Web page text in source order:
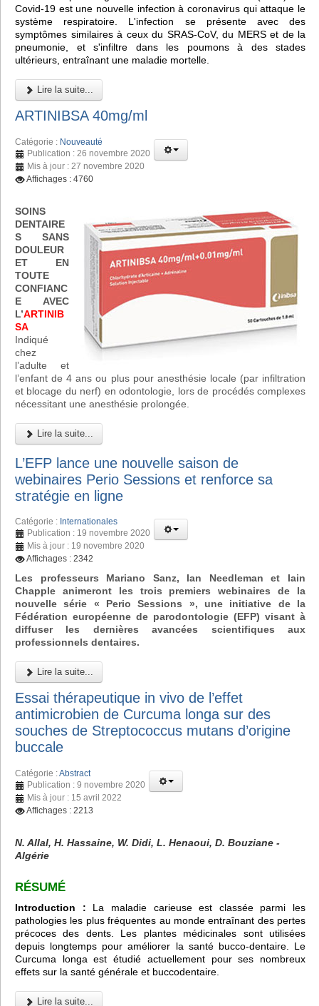
Covid-19 est une nouvelle infection à coronavirus qui attaque le
système respiratoire. L'infection se présente avec des
symptômes similaires à ceux du SRAS-CoV, du MERS et de la
pneumonie, et s'infiltre dans les poumons à des stades
ultérieurs, entraînant une maladie mortelle.
Lire la suite...
ARTINIBSA 40mg/ml
Catégorie : Nouveauté
Publication : 26 novembre 2020
Mis à jour : 27 novembre 2020
Affichages : 4760
SOINS
DENTAIRE
S SANS
DOULEUR
ET EN
TOUTE
CONFIANC
E AVEC
L’ARTINIB
SA
Indiqué
chez
l’adulte et
l’enfant de 4 ans ou plus pour anesthésie locale (par infiltration
et blocage du nerf) en odontologie, lors de procédés complexes
nécessitant une anesthésie prolongée.
Lire la suite...
L’EFP lance une nouvelle saison de
webinaires Perio Sessions et renforce sa
stratégie en ligne
Catégorie : Internationales
Publication : 19 novembre 2020
Mis à jour : 19 novembre 2020
Affichages : 2342
Les professeurs Mariano Sanz, Ian Needleman et Iain
Chapple animeront les trois premiers webinaires de la
nouvelle série « Perio Sessions », une initiative de la
Fédération européenne de parodontologie (EFP) visant à
diffuser les dernières avancées scientifiques aux
professionnels dentaires.
Lire la suite...
Essai thérapeutique in vivo de l’effet
antimicrobien de Curcuma longa sur des
souches de Streptococcus mutans d’origine
buccale
Catégorie :Abstract
Publication : 9 novembre 2020
Mis à jour : 15 avril 2022
Affichages : 2213
N. Allal, H. Hassaine, W. Didi, L. Henaoui, D. Bouziane -
Algérie
RÉSUMÉ
Introduction : La maladie carieuse est classée parmi les
pathologies les plus fréquentes au monde entraînant des pertes
précoces des dents. Les plantes médicinales sont utilisées
depuis longtemps pour améliorer la santé bucco-dentaire. Le
Curcuma longa est étudié actuellement pour ses nombreux
effets sur la santé générale et buccodentaire.
Lire la suite...